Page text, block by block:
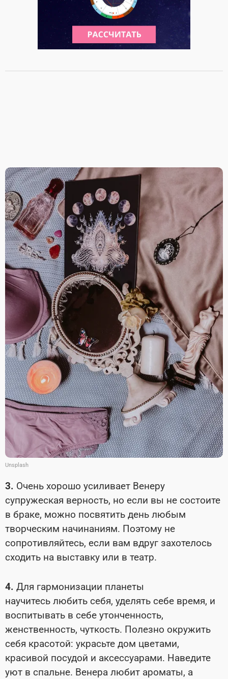
Unsplash
3. Очень хорошо усиливает Венеру
супружеская верность, но если вы не состоите
в браке, можно посвятить день любым
творческим начинаниям. Поэтому не
сопротивляйтесь, если вам вдруг захотелось
сходить на выставку или в театр.
4. Для гармонизации планеты
научитесь любить себя, уделять себе время, и
воспитывать в себе утонченность,
женственность, чуткость. Полезно окружить
себя красотой: украсьте дом цветами,
красивой посудой и аксессуарами. Наведите
уют в спальне. Венера любит ароматы, а